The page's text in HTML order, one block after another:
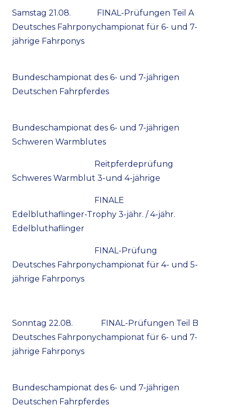
Samstag 21.08. FINAL-Prüfungen Teil A
Deutsches Fahrponychampionat für 6- und 7-
jährige Fahrponys
Bundeschampionat des 6- und 7-jährigen
Deutschen Fahrpferdes
Bundeschampionat des 6- und 7-jährigen
Schweren Warmblutes
Reitpferdeprüfung
Schweres Warmblut 3-und 4-jährige
FINALE
Edelbluthaflinger-Trophy 3-jähr. / 4-jähr.
Edelbluthaflinger
FINAL-Prüfung
Deutsches Fahrponychampionat für 4- und 5-
jährige Fahrponys
Sonntag 22.08. FINAL-Prüfungen Teil B
Deutsches Fahrponychampionat für 6- und 7-
jährige Fahrponys
Bundeschampionat des 6- und 7-jährigen
Deutschen Fahrpferdes